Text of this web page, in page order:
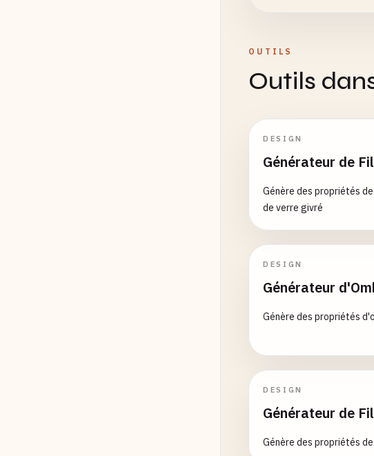
OUTILS
Outils
DESIGN
Générateur de
Génère des propriétés
de verre givré
DESIGN
Générateur
Génère des propriétés
DESIGN
Générateur de
Génère des propriétés